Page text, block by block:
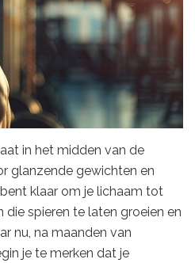
in het midden van de
glanzende gewichten en
klaar om je lichaam tot
die spieren te laten groeien en
nu, na maanden van
je te merken dat je